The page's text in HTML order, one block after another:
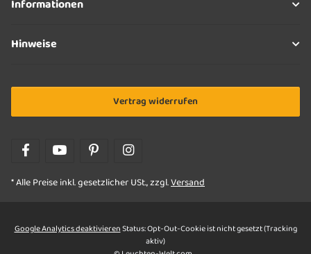
Informationen
Hinweise
Vertrag widerrufen
* Alle Preise inkl. gesetzlicher USt., zzgl.Versand
Google Analytics deaktivierenStatus: Opt-Out-Cookie ist nicht gesetzt (Tracking
aktiv)